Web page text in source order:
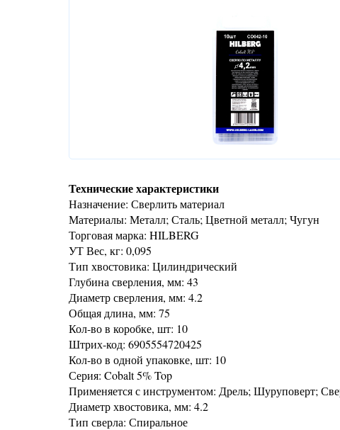
Технические характеристики
Назначение: Сверлить материал
Материалы: Металл; Сталь; Цветной металл; Чугун
Торговая марка: HILBERG
УТ Вес, кг: 0,095
Тип хвостовика: Цилиндрический
Глубина сверления, мм: 43
Диаметр сверления, мм: 4.2
Общая длина, мм: 75
Кол-во в коробке, шт: 10
Штрих-код: 6905554720425
Кол-во в одной упаковке, шт: 10
Серия: Cobalt 5% Top
Применяется с инструментом: Дрель; Шуруповерт;
Диаметр хвостовика, мм: 4.2
Тип сверла: Спиральное